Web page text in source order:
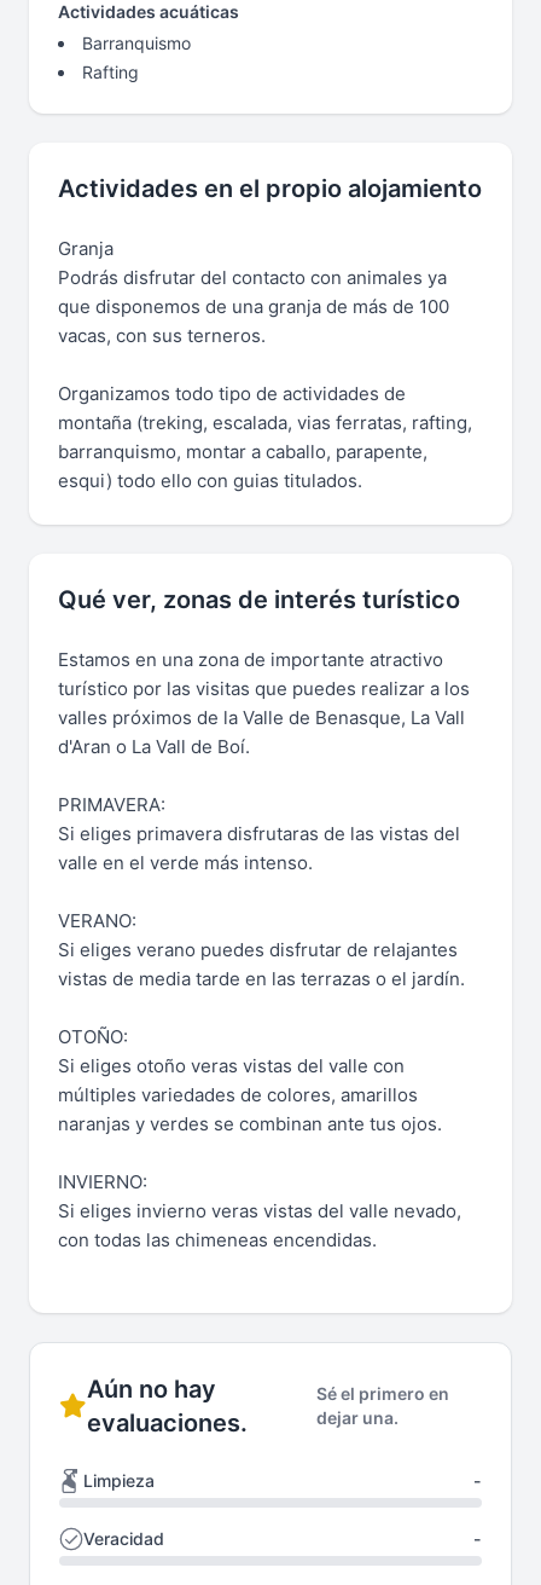
Actividades acuáticas
Barranquismo
Rafting
Actividades en el propio alojamiento
Granja
Podrás disfrutar del contacto con animales ya
que disponemos de una granja de más de 100
vacas, con sus terneros.
Organizamos todo tipo de actividades de
montaña (treking, escalada, vias ferratas, rafting,
barranquismo, montar a caballo, parapente,
esqui) todo ello con guias titulados.
Qué ver, zonas de interés turístico
Estamos en una zona de importante atractivo
turístico por las visitas que puedes realizar a los
valles próximos de la Valle de Benasque, La Vall
d'Aran o La Vall de Boí.
PRIMAVERA:
Si eliges primavera disfrutaras de las vistas del
valle en el verde más intenso.
VERANO:
Si eliges verano puedes disfrutar de relajantes
vistas de media tarde en las terrazas o el jardín.
OTOÑO:
Si eliges otoño veras vistas del valle con
múltiples variedades de colores, amarillos
naranjas y verdes se combinan ante tus ojos.
INVIERNO:
Si eliges invierno veras vistas del valle nevado,
con todas las chimeneas encendidas.
Aún no hay
evaluaciones.
Sé el primero en
dejar una.
Limpieza -
Veracidad -